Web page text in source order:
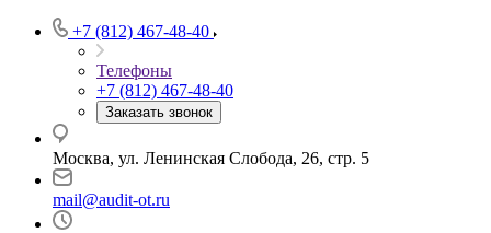
+7 (812) 467-48-40
Телефоны
+7 (812) 467-48-40
Заказать звонок
Москва, ул. Ленинская Слобода, 26, стр. 5
mail@audit-ot.ru